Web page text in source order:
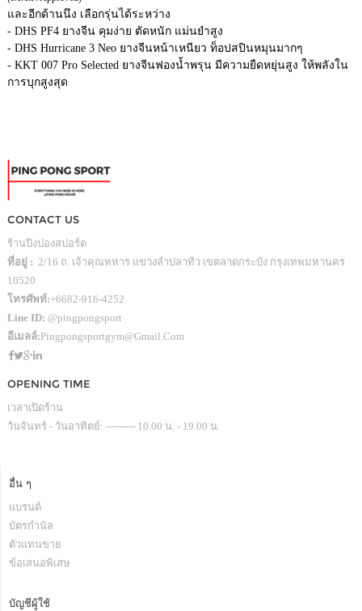
และอีกด้านนึง เลือกรุ่นได้ระหว่าง
- DHS PF4 ยางจีน คุมง่าย ตัดหนัก แม่นยำสูง
- DHS Hurricane 3 Neo ยางจีนหน้าเหนียว ท็อปสปินหมุนมากๆ
- KKT 007 Pro Selected ยางจีนฟองน้ำพรุน มีความยืดหยุ่นสูง ให้พลังใน
การบุกสูงสุด
CONTACT US
ร้านปิงปองสปอร์ต
ที่อยู่ : 2/16 ถ. เจ้าคุณทหาร แขวงลำปลาทิว เขตลาดกระบัง กรุงเทพมหานคร
10520
โทรศัพท์:+6682-916-4252
Line ID: @pingpongsport
อีเมลล์:Pingpongsportgym@gmail.com
OPENING TIME
เวลาเปิดร้าน
วันจันทร์ - วันอาทิตย์: --------- 10.00 น. - 19.00 น.
อื่น ๆ
แบรนด์
บัตรกำนัล
ตัวแทนขาย
ข้อเสนอพิเสษ
บัญชีผู้ใช้